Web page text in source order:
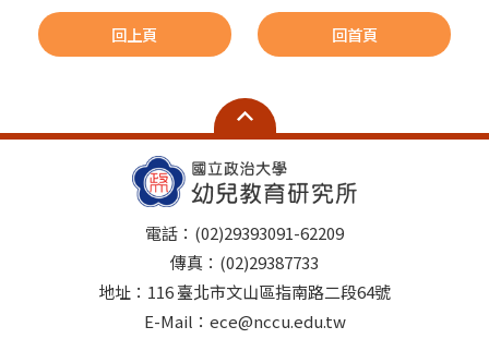
回上頁 回首頁
電話：(02)29393091-62209
傳真：(02)29387733
地址：116 臺北市文山區指南路二段64號
E-Mail：ece@nccu.edu.tw